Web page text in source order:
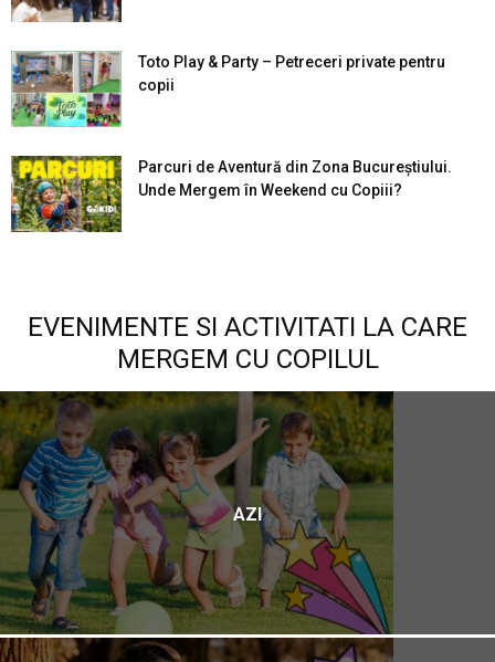
Toto Play & Party – Petreceri private pentru
copii
Parcuri de Aventură din Zona Bucureştiului.
Unde Mergem în Weekend cu Copiii?
EVENIMENTE SI ACTIVITATI LA CARE
MERGEM CU COPILUL
AZI